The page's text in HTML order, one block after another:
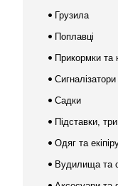
Грузила
Поплавці
Прикормки та
Садки
Підставки,
Одяг та
Вудилища та